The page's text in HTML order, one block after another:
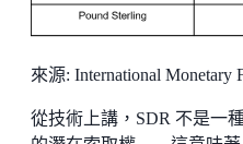
來源: International Monetary
從技術上講，SDR 不是一